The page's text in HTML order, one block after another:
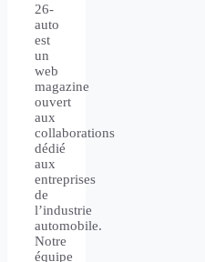
26-
auto
est
un
web
magazine
ouvert
aux
collaborations
dédié
aux
entreprises
de
l’industrie
automobile.
Notre
équipe